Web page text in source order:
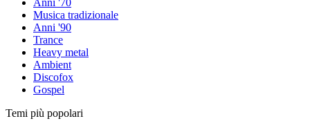
Anni '70
Musica tradizionale
Anni '90
Trance
Heavy metal
Ambient
Discofox
Gospel
Temi più popolari